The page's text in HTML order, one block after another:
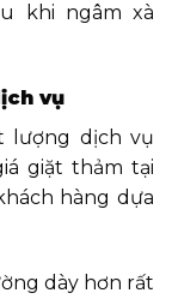
khi ngâm xà
vụ
lượng dịch vụ
giặt thảm tại
hàng dựa
dày hơn rất